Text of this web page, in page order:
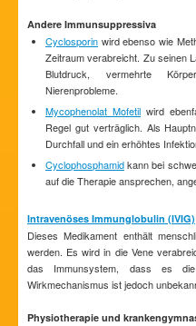
Andere Immunsuppressiva
Cyclosporin wird ebenso wie
Zeitraum verabreicht. Zu seinen
Blutdruck, vermehrte
Nierenprobleme.
Mycophenolat Mofetil wird
Regel gut verträglich. Als
Durchfall und ein erhöhtes
Cyclophosphamidkann bei
auf die Therapie ansprechen,
Intravenöses Immunglobulin (IVIG)
Dieses Medikament enthält
werden. Es wird in die Vene
das Immunsystem, dass es
Wirkmechanismus ist jedoch
Physiotherapie und